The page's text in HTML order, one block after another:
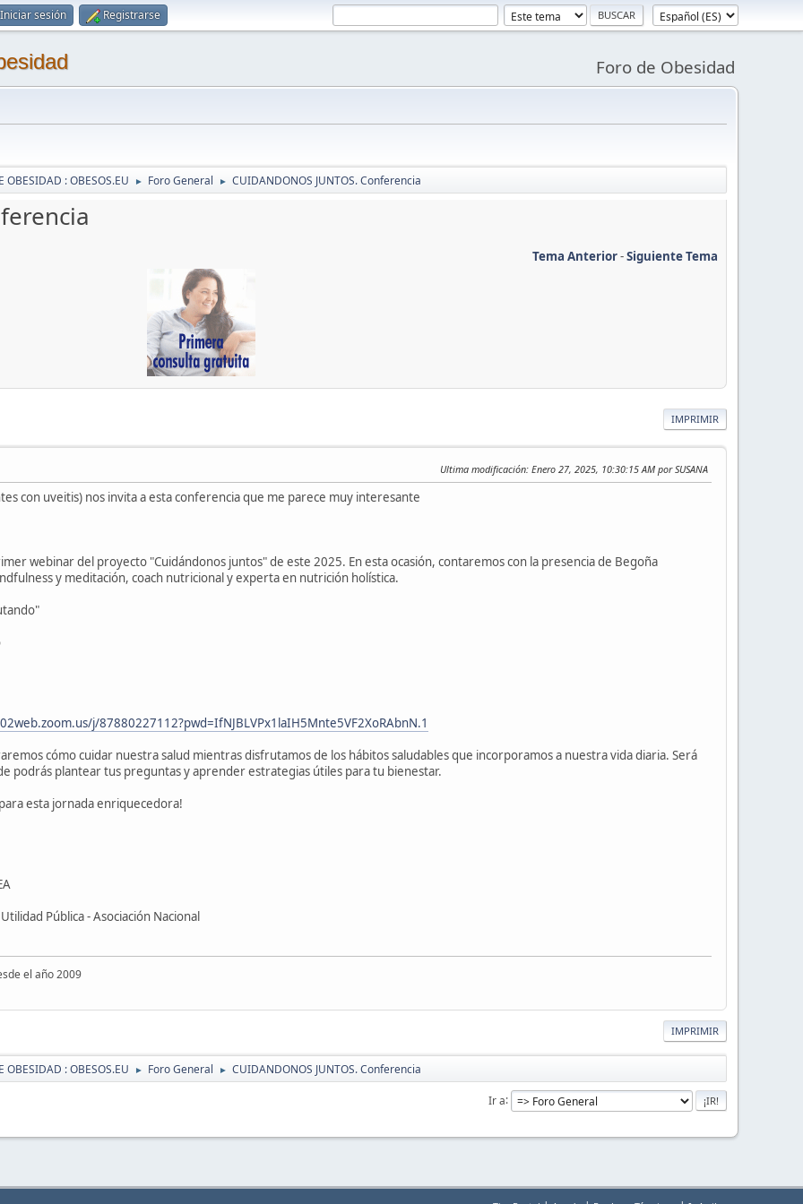
Iniciar sesión Registrarse
Foro de Obesidad
OBESIDAD : OBESOS.EU ► Foro General ► CUIDANDONOS JUNTOS. Conferencia
Tema Anterior-Siguiente Tema
IMPRIMIR
Ultima modificación: Enero 27, 2025, 10:30:15 AM por SUSANA
con uveitis) nos invita a esta conferencia que me parece muy interesante
webinar del proyecto "Cuidándonos juntos" de este 2025. En esta ocasión, contaremos con la presencia de Begoña
y meditación, coach nutricional y experta en nutrición holística.
j/87880227112?pwd=IfNJBLVPx1laIH5Mnte5VF2XoRAbnN.1
cómo cuidar nuestra salud mientras disfrutamos de los hábitos saludables que incorporamos a nuestra vida diaria. Será
podrás plantear tus preguntas y aprender estrategias útiles para tu bienestar.
esta jornada enriquecedora!
Pública - Asociación Nacional
el año 2009
IMPRIMIR
OBESIDAD : OBESOS.EU ► Foro General ► CUIDANDONOS JUNTOS. Conferencia
Ir a